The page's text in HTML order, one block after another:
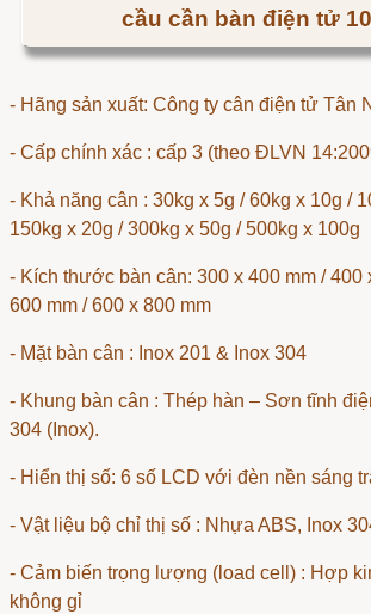
cầu cần bàn điện tử
- Hãng sản xuất: Công ty cân điện tử Tân
- Cấp chính xác : cấp 3 (theo ĐLVN
- Khả năng cân : 30kg x 5g / 60kg x 10g /
150kg x 20g / 300kg x 50g / 500kg x 100g
- Kích thước bàn cân: 300 x 400 mm / 400
600 mm / 600 x 800 mm
- Mặt bàn cân : Inox 201 & Inox 304
- Khung bàn cân : Thép hàn – Sơn tĩnh
304 (Inox).
- Hiển thị số: 6 số LCD với đèn nền sáng
- Vật liệu bộ chỉ thị số : Nhựa ABS, Inox
- Cảm biến trọng lượng (load cell) : Hợp
không gỉ